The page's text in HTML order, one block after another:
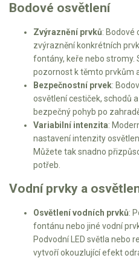
Vertikutátory
Kultivátory
Nůžky na živý plot
Vysavače a foukače
Elektrocentrály
Štěpkovače a drtiče
Elektrické skútry
Elektrické tříkolky
Elektrické tříkolky pro
Elektrické tříkolky pracovní
Bodové osvětlení
Zvýraznění prvků: Bodové
zvýraznění konkrétních
fontány, keře nebo stromy.
pozornost k těmto prvkům
Bezpečnostní prvek:
osvětlení cestiček, schodů
bezpečný pohyb po
Variabilní intenzita:
nastavení intenzity
Můžete tak snadno
potřeb.
Vodní prvky a
Osvětlení vodních prvků:
fontánu nebo jiné vodní
Podvodní LED světla nebo
vytvoří okouzlující efekt